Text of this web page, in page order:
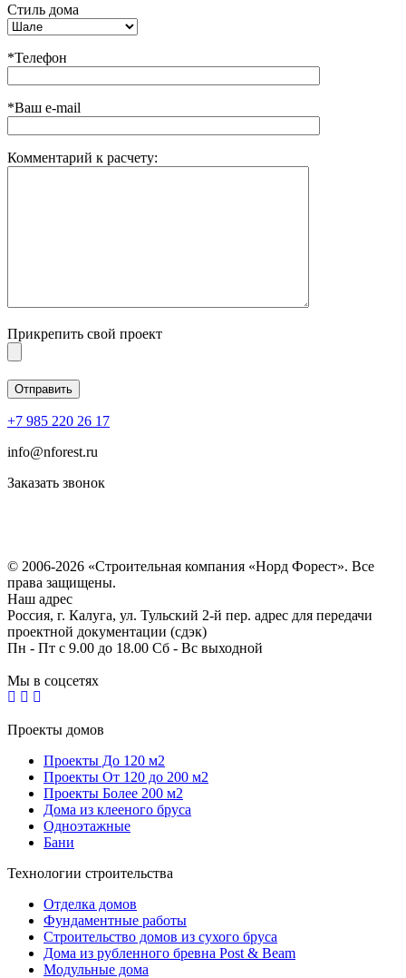
Стиль дома
*Телефон
*Ваш e-mail
Комментарий к расчету:
Прикрепить свой проект
+7 985 220 26 17
info@nforest.ru
Заказать звонок
© 2006-2026 «Строительная компания «Норд Форест». Все
права защищены.
Наш адрес
Россия, г. Калуга, ул. Тульский 2-й пер. адрес для передачи
проектной документации (сдэк)
Пн - Пт с 9.00 до 18.00 Сб - Вс выходной
Мы в соцсетях
Проекты домов
Проекты До 120 м2
Проекты От 120 до 200 м2
Проекты Более 200 м2
Дома из клееного бруса
Одноэтажные
Бани
Технологии строительства
Отделка домов
Фундаментные работы
Строительство домов из сухого бруса
Дома из рубленного бревна Post & Beam
Модульные дома